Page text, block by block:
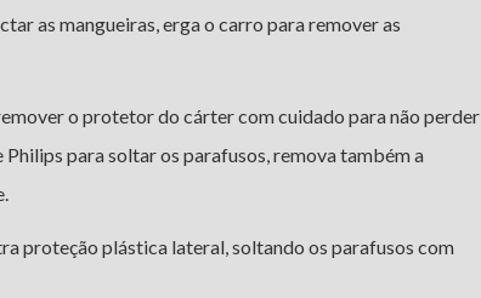
as mangueiras, erga o carro para remover as
o protetor do cárter com cuidado para não perder
para soltar os parafusos, remova também a
proteção plástica lateral, soltando os parafusos com